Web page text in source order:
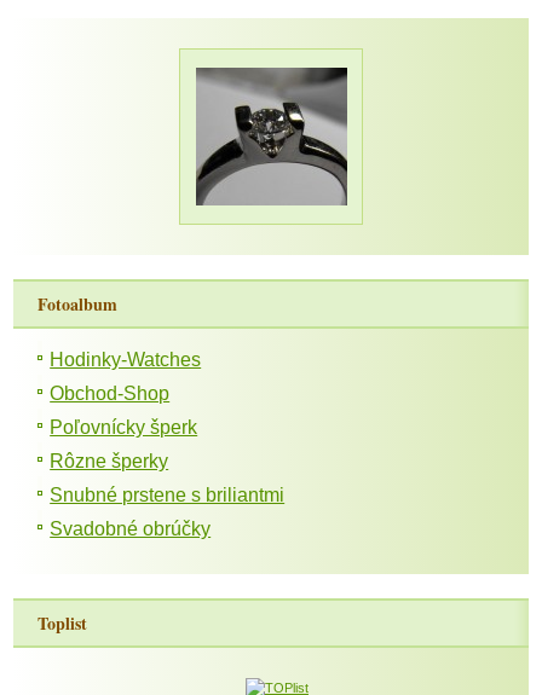
Fotoalbum
Hodinky-Watches
Obchod-Shop
Poľovnícky šperk
Rôzne šperky
Snubné prstene s briliantmi
Svadobné obrúčky
Toplist